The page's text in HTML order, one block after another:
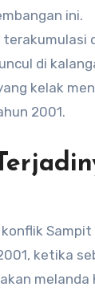
ini.
di
kelak
2001.
Sampit
ketika
melanda